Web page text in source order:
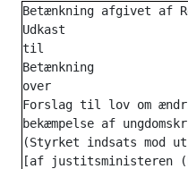
Betænkning afgivet af
Udkast
til
Betænkning
over
Forslag til lov om
bekæmpelse af
(Styrket indsats mod
[af justitsministeren